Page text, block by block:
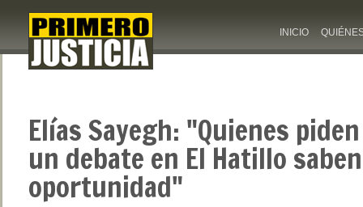
INICIO
Elías Sayegh: "Quienes
un debate en El Hatillo
oportunidad"